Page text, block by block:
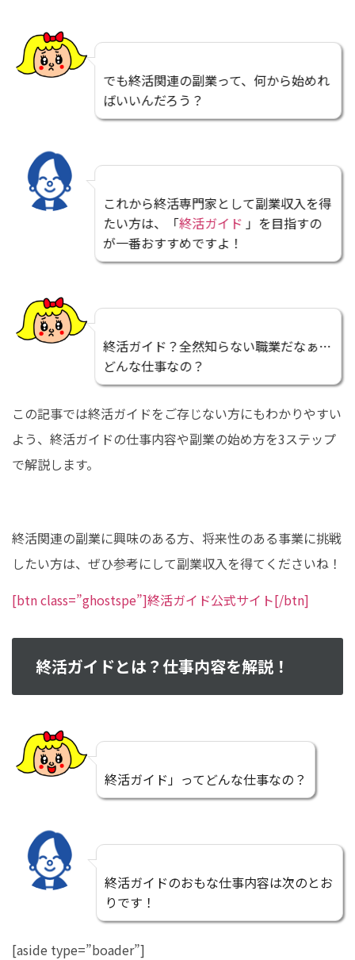
でも終活関連の副業って、何から始めれ
ばいいんだろう？
これから終活専門家として副業収入を得
たい方は、「終活ガイド 」を目指すの
が一番おすすめですよ！
終活ガイド？全然知らない職業だなぁ…
どんな仕事なの？
この記事では終活ガイドをご存じない方にもわかりやすい
よう、終活ガイドの仕事内容や副業の始め方を3ステップ
で解説します。
終活関連の副業に興味のある方、将来性のある事業に挑戦
したい方は、ぜひ参考にして副業収入を得てくださいね！
[btn class=”ghostspe”]終活ガイド公式サイト[/btn]
終活ガイドとは？仕事内容を解説！
終活ガイド」ってどんな仕事なの？
終活ガイドのおもな仕事内容は次のとお
りです！
[aside type=”boader”]